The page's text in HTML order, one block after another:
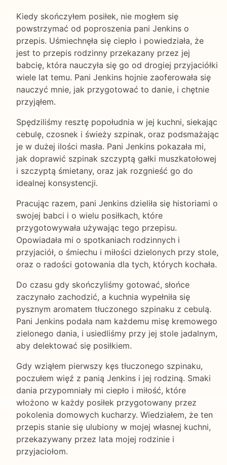
Kiedy skończyłem posiłek, nie mogłem się
powstrzymać od poproszenia pani Jenkins o
przepis. Uśmiechnęła się ciepło i powiedziała, że
jest to przepis rodzinny przekazany przez jej
babcię, która nauczyła się go od drogiej przyjaciółki
wiele lat temu. Pani Jenkins hojnie zaoferowała się
nauczyć mnie, jak przygotować to danie, i chętnie
przyjąłem.
Spędziliśmy resztę popołudnia w jej kuchni, siekając
cebulę, czosnek i świeży szpinak, oraz podsmażając
je w dużej ilości masła. Pani Jenkins pokazała mi,
jak doprawić szpinak szczyptą gałki muszkatołowej
i szczyptą śmietany, oraz jak rozgnieść go do
idealnej konsystencji.
Pracując razem, pani Jenkins dzieliła się historiami o
swojej babci i o wielu posiłkach, które
przygotowywała używając tego przepisu.
Opowiadała mi o spotkaniach rodzinnych i
przyjaciół, o śmiechu i miłości dzielonych przy stole,
oraz o radości gotowania dla tych, których kochała.
Do czasu gdy skończyliśmy gotować, słońce
zaczynało zachodzić, a kuchnia wypełniła się
pysznym aromatem tłuczonego szpinaku z cebulą.
Pani Jenkins podała nam każdemu misę kremowego
zielonego dania, i usiedliśmy przy jej stole jadalnym,
aby delektować się posiłkiem.
Gdy wziąłem pierwszy kęs tłuczonego szpinaku,
poczułem więź z panią Jenkins i jej rodziną. Smaki
dania przypomniały mi ciepło i miłość, które
włożono w każdy posiłek przygotowany przez
pokolenia domowych kucharzy. Wiedziałem, że ten
przepis stanie się ulubiony w mojej własnej kuchni,
przekazywany przez lata mojej rodzinie i
przyjaciołom.